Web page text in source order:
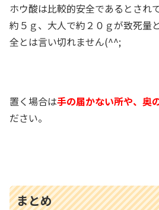
ホウ酸は比較的安全であるとされ
約５ｇ、大人で約２０ｇが致死量
全とは言い切れません(^^;
置く場合は手の届かない所や、奥
ださい。
まとめ